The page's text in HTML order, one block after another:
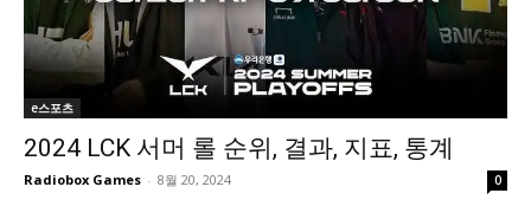
e스포츠
2024 LCK 서머 롤 순위, 결과, 지표, 통계
Radiobox Games - 8월 20, 2024 0